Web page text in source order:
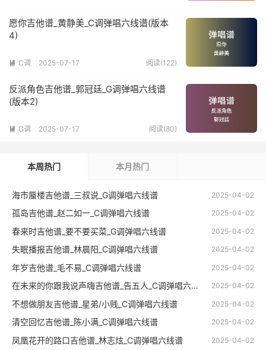
愿你吉他谱_黄静美_C调弹唱六线谱(版本
4)
 C调 2025-07-17 阅读(122)
反派角色吉他谱_郭冠廷_G调弹唱六线谱
(版本2)
 G调 2025-07-17 阅读(80)
本周热门 本月热门
2025-04-02
海市蜃楼吉他谱_三叔说_G调弹唱六线谱
2025-04-02
孤岛吉他谱_赵二如一_C调弹唱六线谱
2025-04-02
春来时吉他谱_要不要买菜_G调弹唱六线谱
2025-04-02
失眠播报吉他谱_林晨阳_C调弹唱六线谱
2025-04-02
年岁吉他谱_毛不易_C调弹唱六线谱
2025-04-02
在未来的你跟我说声嗨吉他谱_告五人_C调弹唱六线谱
2025-04-02
不想做朋友吉他谱_星弟/小贱_C调弹唱六线谱
2025-04-02
清空回忆吉他谱_陈小满_C调弹唱六线谱
2025-04-02
凤凰花开的路口吉他谱_林志炫_C调弹唱六线谱